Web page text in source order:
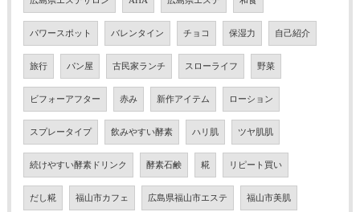
パワースポット バレンタイン チョコ 保湿力 自己紹介
旅行 パン屋 古民家ランチ スローライフ 野菜
ビフォーアフター 赤み 新作アイテム ローション
スプレータイプ 飲みやすい酵素 ハリ肌 ツヤ肌肌
続けやすい酵素ドリンク 酵素石鹸 糀 リピート買い
だし糀 福山市カフェ 広島県福山市エステ 福山市美肌